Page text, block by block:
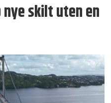
skilt uten en